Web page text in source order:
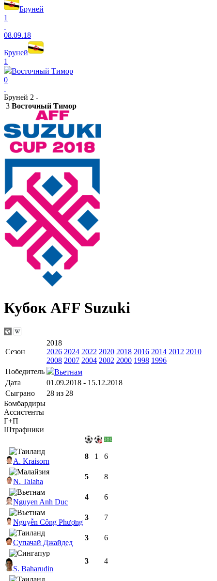
Бруней
1
08.09.18
Бруней
1
Восточный Тимор
0
Бруней 2 -
3 Восточный Тимор
Кубок AFF Suzuki
Сезон
2018
2026 2024 2022 2020 2018 2016 2014 2012 2010
2008 2007 2004 2002 2000 1998 1996
Победитель
Вьетнам
Дата
01.09.2018 - 15.12.2018
Сыграно
28 из 28
Бомбардиры
Ассистенты
Г+П
Штрафники
A. Kraisorn
8 1 6
N. Talaha
5 8
Nguyen Anh Duc
4 6
Nguyễn Công Phượng
3 7
Супачай Джайдед
3 6
S. Baharudin
3 4